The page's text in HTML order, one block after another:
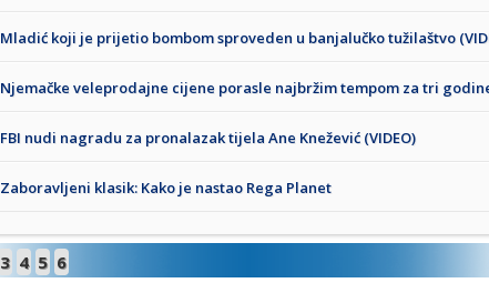
Mladić koji je prijetio bombom sproveden u banjalučko tužilaštvo
Njemačke veleprodajne cijene porasle najbržim tempom za tri
FBI nudi nagradu za pronalazak tijela Ane Knežević (VIDEO)
Zaboravljeni klasik: Kako je nastao Rega Planet
3 4 5 6